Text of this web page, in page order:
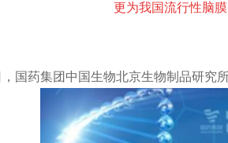
更为我国流行性脑
国药集团中国生物北京生物制品研究